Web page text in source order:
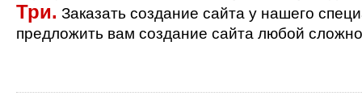
Три. Заказать создание сайта у нашего
предложить вам создание сайта любой